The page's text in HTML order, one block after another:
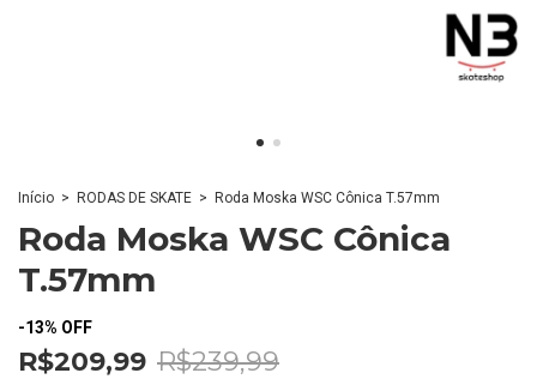
Início > RODAS DE SKATE > Roda Moska WSC Cônica T.57mm
Roda Moska WSC Cônica
T.57mm
-13% OFF
R$209,99 R$239,99